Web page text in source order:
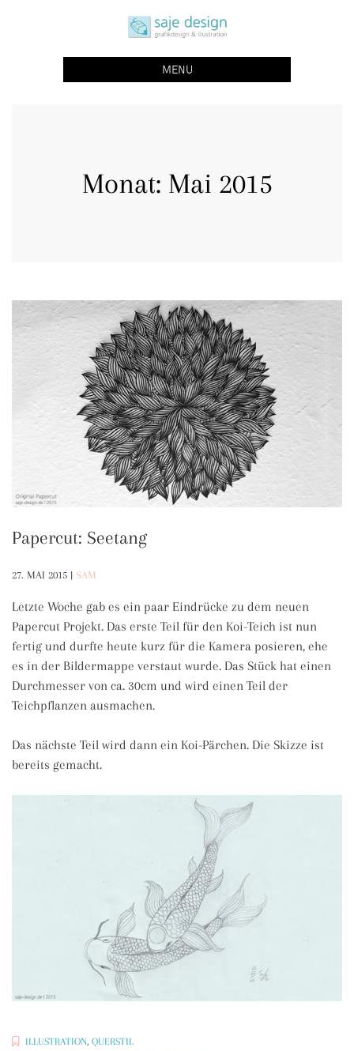
saje design bonn
grafikdesign | buchgestaltung | illustration
MENU
Monat: Mai 2015
Papercut: Seetang
27. MAI 2015 | SAM
Letzte Woche gab es ein paar Eindrücke zu dem neuen
Papercut Projekt. Das erste Teil für den Koi-Teich ist nun
fertig und durfte heute kurz für die Kamera posieren, ehe
es in der Bildermappe verstaut wurde. Das Stück hat einen
Durchmesser von ca. 30cm und wird einen Teil der
Teichpflanzen ausmachen.
Das nächste Teil wird dann ein Koi-Pärchen. Die Skizze ist
bereits gemacht.
ILLUSTRATION, QUERSTIL